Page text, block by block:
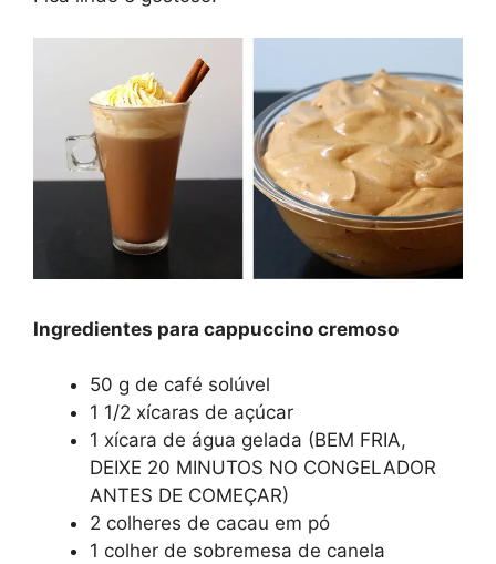
Ingredientes para cappuccino cremoso
50 g de café solúvel
1 1/2 xícaras de açúcar
1 xícara de água gelada (BEM FRIA,
DEIXE 20 MINUTOS NO CONGELADOR
ANTES DE COMEÇAR)
2 colheres de cacau em pó
1 colher de sobremesa de canela